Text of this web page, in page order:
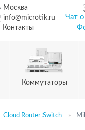
Москва
info@microtik.ru
Контакты
Чат
Коммутаторы
Cloud Router Switch